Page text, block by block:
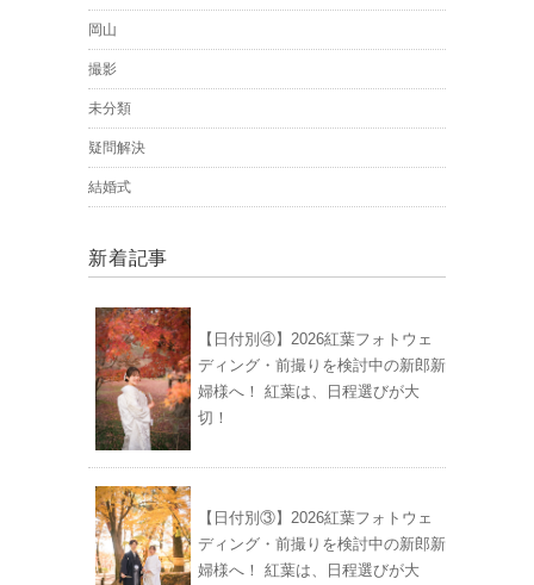
岡山
撮影
未分類
疑問解決
結婚式
新着記事
【日付別④】2026紅葉フォトウェ
ディング・前撮りを検討中の新郎新
婦様へ！ 紅葉は、日程選びが大
切！
【日付別③】2026紅葉フォトウェ
ディング・前撮りを検討中の新郎新
婦様へ！ 紅葉は、日程選びが大